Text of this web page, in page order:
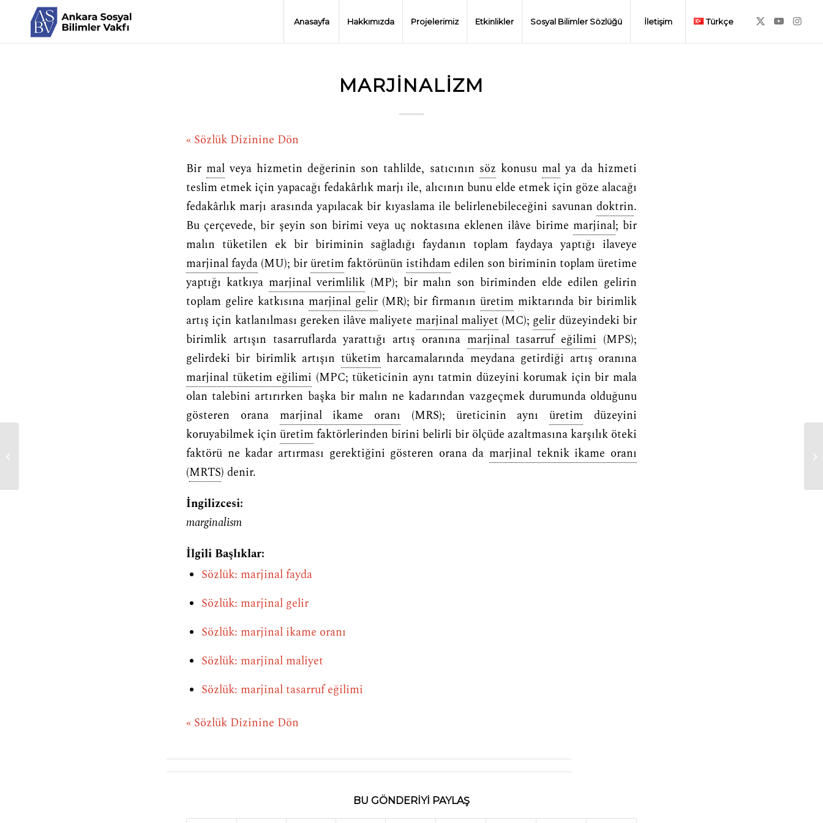
Anasayfa Hakkımızda Projelerimiz Etkinlikler Sosyal Bilimler Sözlüğü İletişim Türkçe
MARJINALIZM
« Sözlük Dizinine Dön
Bir mal veya hizmetin değerinin son tahlilde, satıcının söz konusu malya da hizmeti
teslim etmek için yapacağı fedakârlık marjı ile, alıcının bunu elde etmek için göze alacağı
fedakârlık marjı arasında yapılacak bir kıyaslama ile belirlenebileceğini savunan doktrin.
Bu çerçevede, bir şeyin son birimi veya uç noktasına eklenen ilâve birime marjinal; bir
malın tüketilen ek bir biriminin sağladığı faydanın toplam faydaya yaptığı ilaveye
marjinal fayda (MU); birüretim faktörünün istihdam edilen son biriminin toplam üretime
yaptığı katkıya marjinal verimlilik(MP); bir malın son biriminden elde edilen gelirin
toplam gelire katkısına marjinal gelir(MR); bir firmanınüretim miktarında bir birimlik
artış için katlanılması gereken ilâve maliyete marjinal maliyet (MC); gelir düzeyindeki bir
birimlik artışın tasarruflarda yarattığı artış oranına marjinal tasarruf eğilimi (MPS);
gelirdeki bir birimlik artışın tüketim harcamalarında meydana getirdiği artış oranına
marjinal tüketim eğilimi (MPC; tüketicinin aynı tatmin düzeyini korumak için bir mala
olan talebini artırırken başka bir malın ne kadarından vazgeçmek durumunda olduğunu
gösteren orana marjinal ikame oranı (MRS); üreticinin aynıüretim düzeyini
koruyabilmek için üretim faktörlerinden birini belirli bir ölçüde azaltmasına karşılık öteki
faktörü ne kadar artırması gerektiğini gösteren orana da marjinal teknik ikame oranı
(MRTS) denir.
İngilizcesi:
marginalism
İlgili Başlıklar:
Sözlük: marjinal fayda
Sözlük: marjinal gelir
Sözlük: marjinal ikame oranı
Sözlük: marjinal maliyet
Sözlük: marjinal tasarruf eğilimi
« Sözlük Dizinine Dön
BU GÖNDERIYI PAYLAŞ